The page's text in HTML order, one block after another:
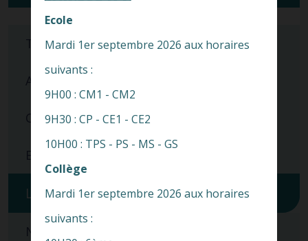
Toutes
APEL
Collège
Ecole
Lycée
Nos spécificités
Ecole
Mardi 1er septembre 2026 aux horaires
suivants :
9H00 : CM1 - CM2
9H30 : CP - CE1 - CE2
10H00 : TPS - PS - MS - GS
Collège
Mardi 1er septembre 2026 aux horaires
suivants :